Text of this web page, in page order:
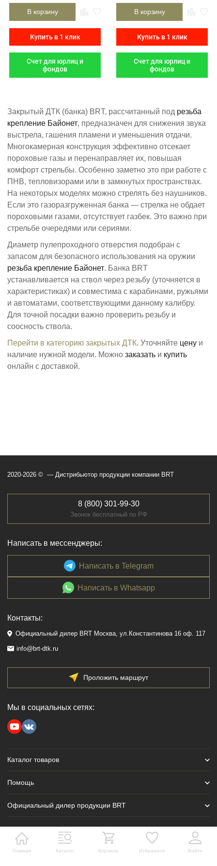
В корзину
Купить в 1 клик
Счет для юрлиц и
фондов
В корзину
Купить в 1 клик
Счет для юрлиц и
фондов
Закрытый ДТК (банка) BRT, рассчитанный под резьба ​
крепление Байонет​, предназначен для снижения звука
выстрела, гашения пламени и уменьшения отдачи.
Многокамерная конструкция эффективно отсекает
пороховые газы и перенаправляет их, повышая
комфорт стрельбы. Особенно заметно это при работе с
ПНВ, тепловизорами или в замкнутых пространствах.
На некоторых моделях можно стрелять без наушников.
Если это газоразгруженная банка — стрелка не обдает
пороховыми газами, отсутствует газбек. Это важно при
стрельбе очередями или сериями.
Диаметр пулепроходного отверстия подобран с
запасом для безопасного использования на оружии
резьба ​крепление Байонет​​. Банкa BRT
устанавливается на ствол через резьбу (уточняется в
характеристиках) и совместима с карабинами, ружьями
и автоматами, соответствующими данному калибру.
Для точной посадки важно проверить резьбу и
соосность ствола.
Перейти в категорию закрытых ДТК. Уточняйте цену и
наличие нужной модели. Можно заказать и купить
онлайн с доставкой.
Главная Каталог Корзина Избранное Войти
2020-2026 © — Дистрибьютор продукции компании BRT
8 (800) 301-99-30
Звонок бесплатный по РФ
Написать в мессенджеры:
Написать в Telegram
Написать в Whatsapp
Контакты:
Официальный дилер BRT Москва, ул.Константинова 16 оф. 117
info@brt-dtk.ru
Проложить маршрут
Мы в социальных сетях:
Каталог товаров
Помощь
Официальный дилер продукции BRT